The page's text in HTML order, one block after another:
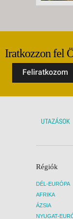
Iratkozzon fel
Feliratkozom
UTAZÁSOK
Régiók
DÉL-EURÓPA
AFRIKA
ÁZSIA
NYUGAT-